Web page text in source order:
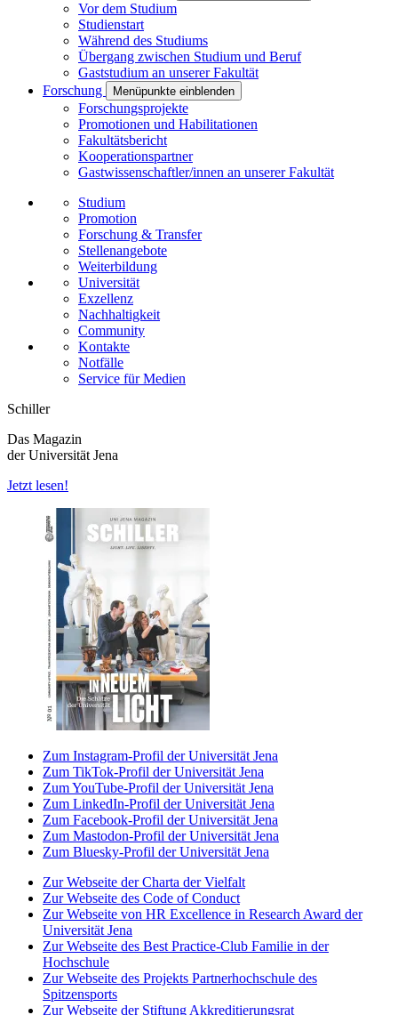
Vor dem Studium
Studienstart
Während des Studiums
Übergang zwischen Studium und Beruf
Gaststudium an unserer Fakultät
Forschung
Menüpunkte einblenden
Forschungsprojekte
Promotionen und Habilitationen
Fakultätsbericht
Kooperationspartner
Gastwissenschaftler/innen an unserer Fakultät
Studium
Promotion
Forschung & Transfer
Stellenangebote
Weiterbildung
Universität
Exzellenz
Nachhaltigkeit
Community
Kontakte
Notfälle
Service für Medien
Schiller
Das Magazin
der Universität Jena
Jetzt lesen!
Zum Instagram-Profil der Universität Jena
Zum TikTok-Profil der Universität Jena
Zum YouTube-Profil der Universität Jena
Zum LinkedIn-Profil der Universität Jena
Zum Facebook-Profil der Universität Jena
Zum Mastodon-Profil der Universität Jena
Zum Bluesky-Profil der Universität Jena
Zur Webseite der Charta der Vielfalt
Zur Webseite des Code of Conduct
Zur Webseite von HR Excellence in Research Award der
Universität Jena
Zur Webseite des Best Practice-Club Familie in der
Hochschule
Zur Webseite des Projekts Partnerhochschule des
Spitzensports
Zur Webseite der Stiftung Akkreditierungsrat